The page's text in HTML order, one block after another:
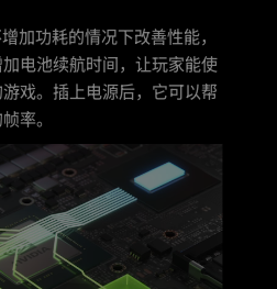
加功耗的情况下改善性能，
电池续航时间，让玩家能使
戏。插上电源后，它可以帮
率。